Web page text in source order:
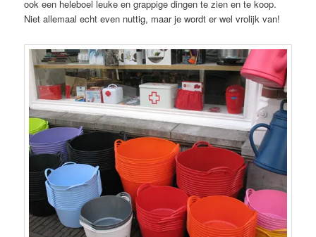
ook een heleboel leuke en grappige dingen te zien en te koop.
Niet allemaal echt even nuttig, maar je wordt er wel vrolijk van!